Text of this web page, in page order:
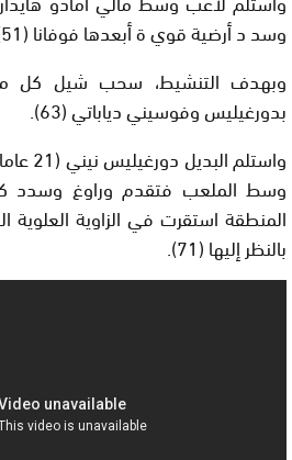
وسد د أرضية قوي ة أبعدها فوفانا (51).
وبهدف التنشيط، سحب شيل كل من
بدورغيليس وفوسيني دياباتي (63).
وسط الملعب فتقدم وراوغ وسدد
المنطقة استقرت في الزاوية العلوية
بالنظر إليها (71).